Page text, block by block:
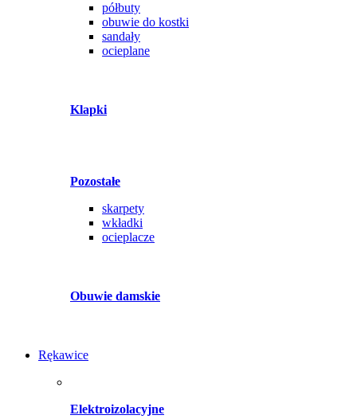
półbuty
obuwie do kostki
sandały
ocieplane
Klapki
Pozostałe
skarpety
wkładki
ocieplacze
Obuwie damskie
Rękawice
Elektroizolacyjne